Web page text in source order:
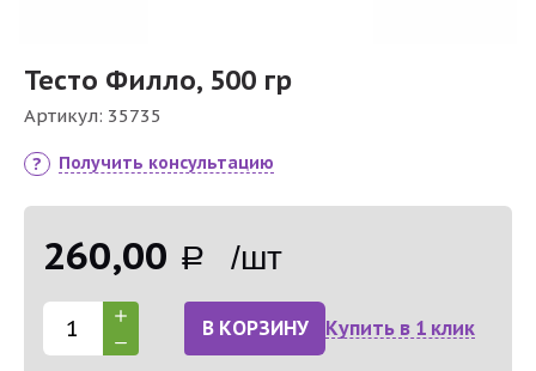
Тесто Филло, 500 гр
Артикул: 35735
Получить консультацию
260,00 Р /шт
В КОРЗИНУ Купить в 1 клик